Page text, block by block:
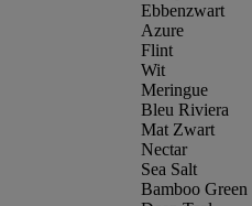
Ebbenzwart
Azure
Flint
Wit
Meringue
Bleu Riviera
Mat Zwart
Nectar
Sea Salt
Bamboo Green